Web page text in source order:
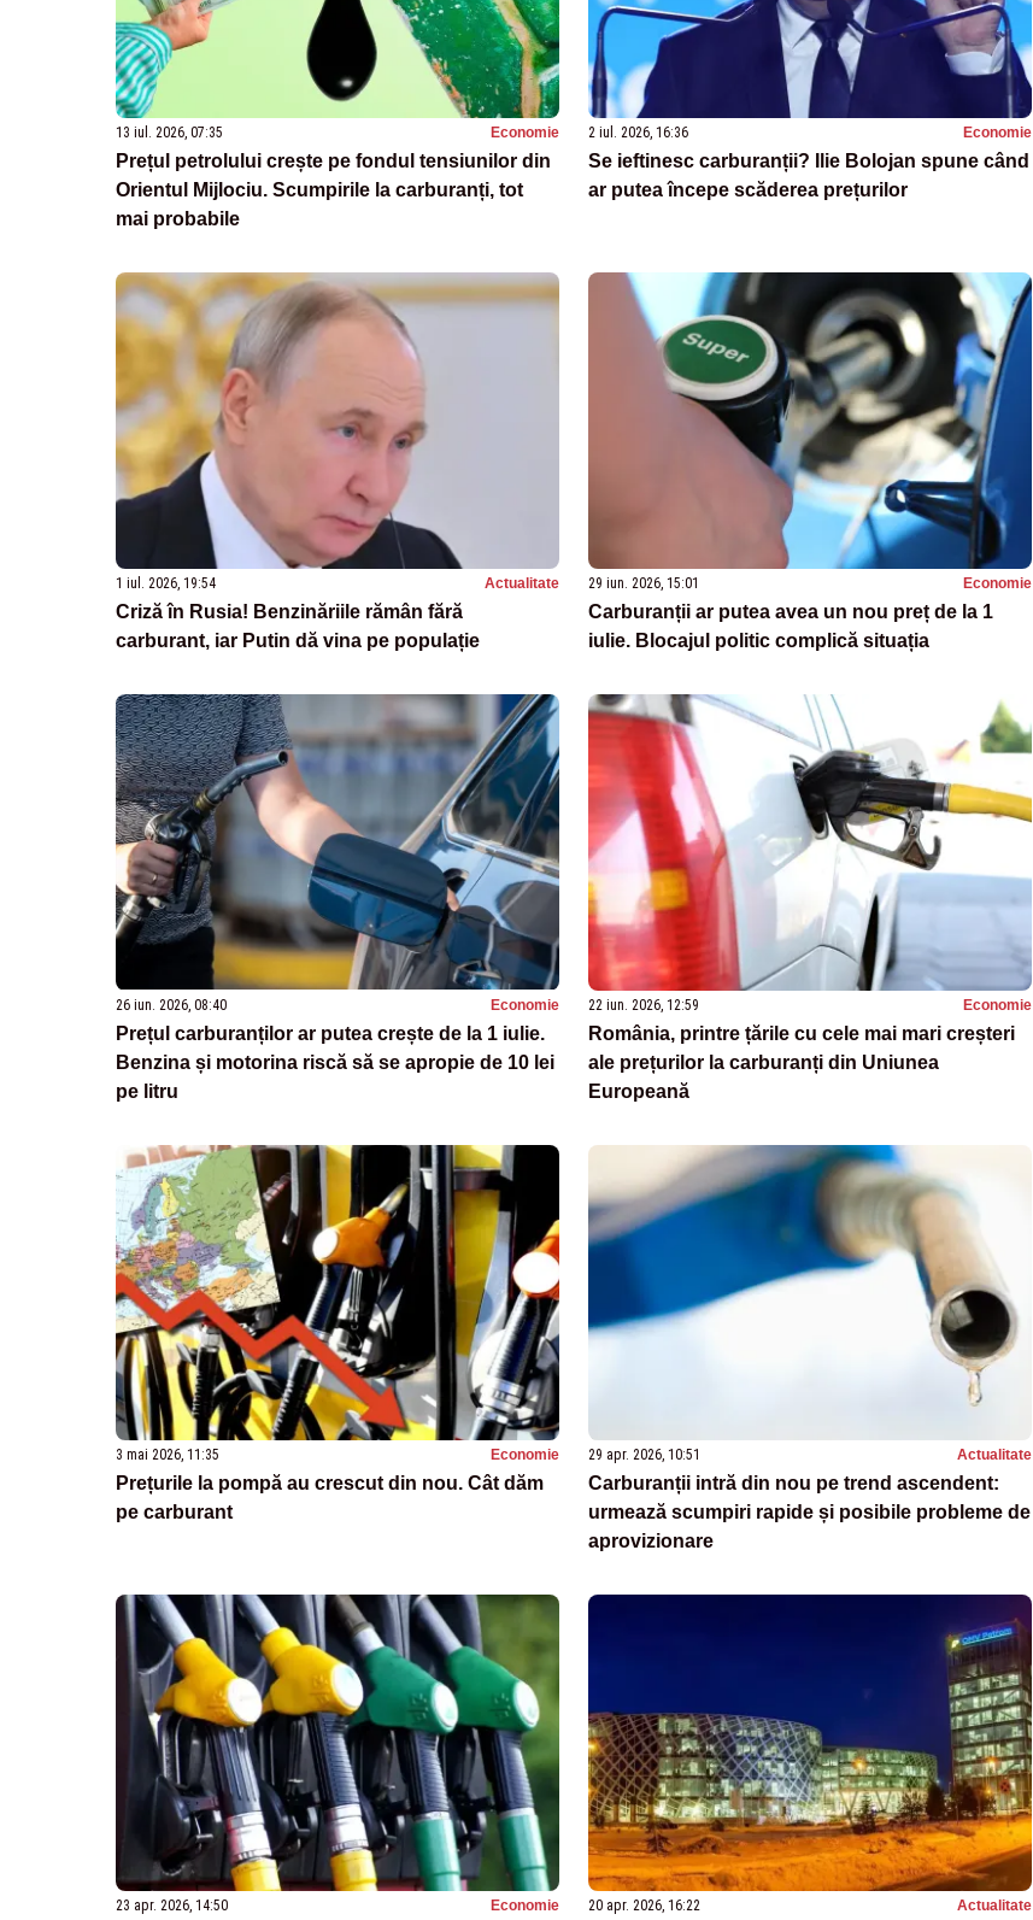
13 iul. 2026, 07:35 Economie
Prețul petrolului crește pe fondul tensiunilor din
Orientul Mijlociu. Scumpirile la carburanți, tot
mai probabile
2 iul. 2026, 16:36 Economie
Se ieftinesc carburanții? Ilie Bolojan spune când
ar putea începe scăderea prețurilor
1 iul. 2026, 19:54 Actualitate
Criză în Rusia! Benzinăriile rămân fără
carburant, iar Putin dă vina pe populație
29 iun. 2026, 15:01 Economie
Carburanții ar putea avea un nou preț de la 1
iulie. Blocajul politic complică situația
26 iun. 2026, 08:40 Economie
Prețul carburanților ar putea crește de la 1 iulie.
Benzina și motorina riscă să se apropie de 10 lei
pe litru
22 iun. 2026, 12:59 Economie
România, printre țările cu cele mai mari creșteri
ale prețurilor la carburanți din Uniunea
Europeană
3 mai 2026, 11:35 Economie
Prețurile la pompă au crescut din nou. Cât dăm
pe carburant
29 apr. 2026, 10:51 Actualitate
Carburanții intră din nou pe trend ascendent:
urmează scumpiri rapide și posibile probleme de
aprovizionare
23 apr. 2026, 14:50 Economie 20 apr. 2026, 16:22 Actualitate